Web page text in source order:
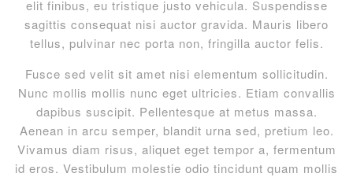
elit finibus, eu tristique justo vehicula. Suspendisse
sagittis consequat nisi auctor gravida. Mauris libero
tellus, pulvinar nec porta non, fringilla auctor felis.
Fusce sed velit sit amet nisi elementum sollicitudin.
Nunc mollis mollis nunc eget ultricies. Etiam convallis
dapibus suscipit. Pellentesque at metus massa.
Aenean in arcu semper, blandit urna sed, pretium leo.
Vivamus diam risus, aliquet eget tempor a, fermentum
id eros. Vestibulum molestie odio tincidunt quam mollis